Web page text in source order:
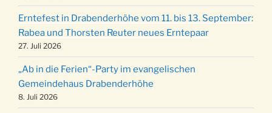
24.12.
Familiengottesdienst mit Krippenspiel im Ev.
Gemeindehaus um 15:00 Uhr
24.12. Familiengottesdienst in der FeG um 16 Uhr
24.12.
Weihnachtsgottesdienst in der Kirche um
15:00 Uhr
24.12.
Weihnachtsgottesdienst in der Kirche um
18:00 Uhr
Erntefest in Drabenderhöhe vom 11. bis 13. September:
Rabea und Thorsten Reuter neues Erntepaar
27. Juli 2026
„Ab in die Ferien“-Party im evangelischen
Gemeindehaus Drabenderhöhe
8. Juli 2026